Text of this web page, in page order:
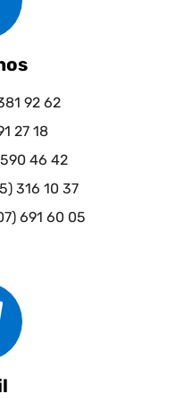
92 62
27 18
46 42
316 10 37
691 60 05